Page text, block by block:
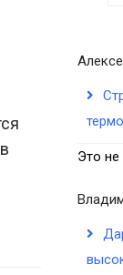
Это не